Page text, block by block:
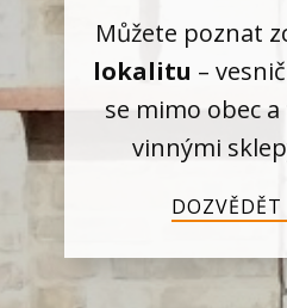
Můžete poznat
lokalitu –
se mimo obec
vinnými
DOZVĚDĚT